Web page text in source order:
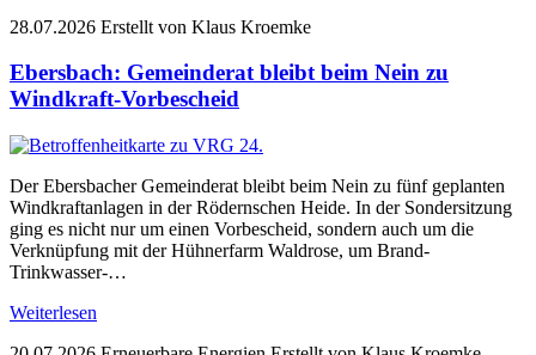
28.07.2026 Erstellt von Klaus Kroemke
Ebersbach: Gemeinderat bleibt beim Nein zu
Windkraft-Vorbescheid
Der Ebersbacher Gemeinderat bleibt beim Nein zu fünf geplanten
Windkraftanlagen in der Rödernschen Heide. In der Sondersitzung
ging es nicht nur um einen Vorbescheid, sondern auch um die
Verknüpfung mit der Hühnerfarm Waldrose, um Brand-
Trinkwasser-…
Weiterlesen